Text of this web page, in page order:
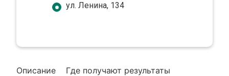
Описание Где получают результаты
ул. Ленина, 134